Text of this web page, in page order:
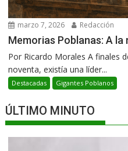
marzo 7, 2026 Redacción
Memorias Poblanas: A
Por Ricardo Morales A finales
noventa, existía una líder...
Destacadas Gigantes Poblanos
ÚLTIMO MINUTO